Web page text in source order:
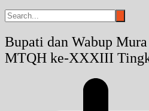
Bupati dan Wabup
MTQH ke-XXXIII